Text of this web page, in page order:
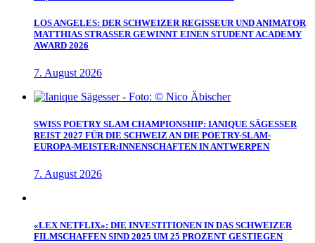
LOS ANGELES: DER SCHWEIZER REGISSEUR UND ANIMATOR
MATTHIAS STRASSER GEWINNT EINEN STUDENT ACADEMY
AWARD 2026
7. August 2026
SWISS POETRY SLAM CHAMPIONSHIP: IANIQUE SÄGESSER
REIST 2027 FÜR DIE SCHWEIZ AN DIE POETRY-SLAM-
EUROPA-MEISTER:INNENSCHAFTEN IN ANTWERPEN
7. August 2026
«LEX NETFLIX»: DIE INVESTITIONEN IN DAS SCHWEIZER
FILMSCHAFFEN SIND 2025 UM 25 PROZENT GESTIEGEN